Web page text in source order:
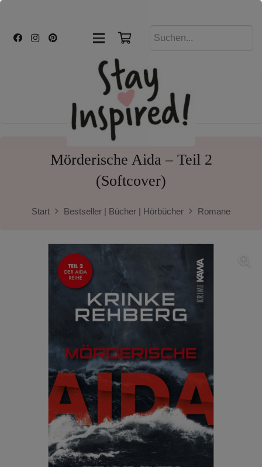
Mörderische Aida – Teil 2
(Softcover)
Start Bestseller | Bücher | Hörbücher Romane